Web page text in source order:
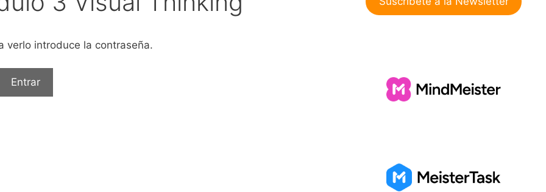
verlo introduce la contraseña.